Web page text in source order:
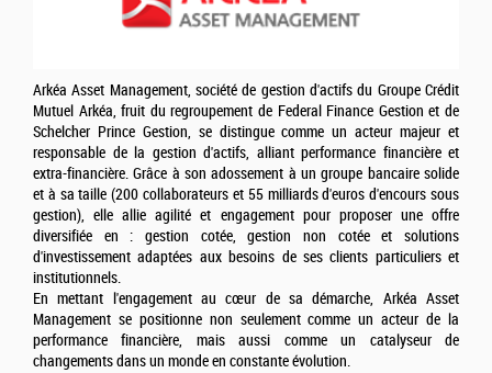
Arkéa Asset Management, société de gestion d'actifs du Groupe Crédit
Mutuel Arkéa, fruit du regroupement de Federal Finance Gestion et de
Schelcher Prince Gestion, se distingue comme un acteur majeur et
responsable de la gestion d'actifs, alliant performance financière et
extra-financière. Grâce à son adossement à un groupe bancaire solide
et à sa taille (200 collaborateurs et 55 milliards d'euros d'encours sous
gestion), elle allie agilité et engagement pour proposer une offre
diversifiée en : gestion cotée, gestion non cotée et solutions
d'investissement adaptées aux besoins de ses clients particuliers et
institutionnels.
En mettant l'engagement au cœur de sa démarche, Arkéa Asset
Management se positionne non seulement comme un acteur de la
performance financière, mais aussi comme un catalyseur de
changements dans un monde en constante évolution.